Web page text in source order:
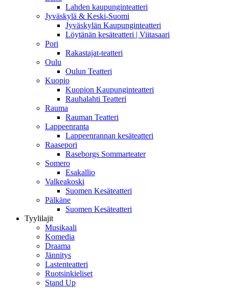
Lahden kaupunginteatteri
Jyväskylä & Keski-Suomi
Jyväskylän Kaupunginteatteri
Löytänän kesäteatteri | Viitasaari
Pori
Rakastajat-teatteri
Oulu
Oulun Teatteri
Kuopio
Kuopion Kaupunginteatteri
Rauhalahti Teatteri
Rauma
Rauman Teatteri
Lappeenranta
Lappeenrannan kesäteatteri
Raasepori
Raseborgs Sommarteater
Somero
Esakallio
Valkeakoski
Suomen Kesäteatteri
Pälkäne
Suomen Kesäteatteri
Tyylilajit
Musikaali
Komedia
Draama
Jännitys
Lastenteatteri
Ruotsinkieliset
Stand Up